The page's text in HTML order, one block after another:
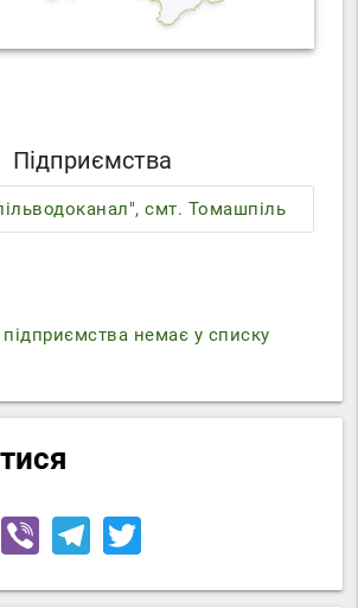
Підприємства
смт. Томашпіль
немає у списку